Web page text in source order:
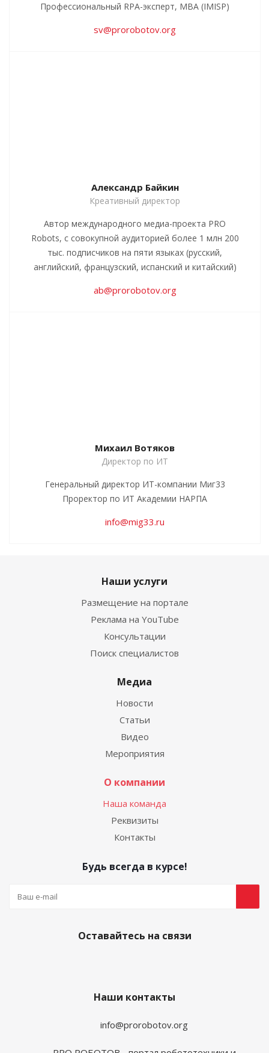
Профессиональный RPA-эксперт, MBA (IMISP)
sv@prorobotov.org
Александр Байкин
Креативный директор
Автор международного медиа-проекта PRO
Robots, с совокупной аудиторией более 1 млн 200
тыс. подписчиков на пяти языках (русский,
английский, французский, испанский и китайский)
ab@prorobotov.org
Михаил Вотяков
Директор по ИТ
Генеральный директор ИТ-компании Миг33
Проректор по ИТ Академии НАРПА
info@mig33.ru
Наши услуги
Размещение на портале
Реклама на YouTube
Консультации
Поиск специалистов
Медиа
Новости
Статьи
Видео
Мероприятия
О компании
Наша команда
Реквизиты
Контакты
Будь всегда в курсе!
Оставайтесь на связи
Наши контакты
info@prorobotov.org